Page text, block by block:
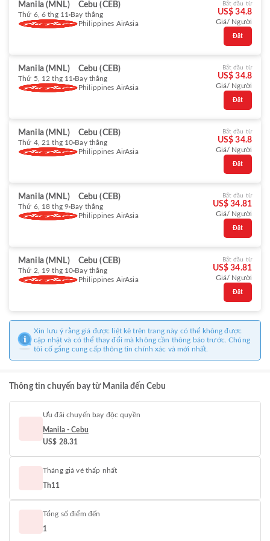
Manila (MNL) Cebu (CEB)
Thứ 6, 6 thg 11 Bay thẳng
Philippines AirAsia
Bắt đầu từ
US$ 34.8
Giá/ Người
Đặt
Manila (MNL) Cebu (CEB)
Thứ 5, 12 thg 11 Bay thẳng
Philippines AirAsia
Bắt đầu từ
US$ 34.8
Giá/ Người
Đặt
Manila (MNL) Cebu (CEB)
Thứ 4, 21 thg 10 Bay thẳng
Philippines AirAsia
Bắt đầu từ
US$ 34.8
Giá/ Người
Đặt
Manila (MNL) Cebu (CEB)
Thứ 6, 18 thg 9 Bay thẳng
Philippines AirAsia
Bắt đầu từ
US$ 34.81
Giá/ Người
Đặt
Manila (MNL) Cebu (CEB)
Thứ 2, 19 thg 10 Bay thẳng
Philippines AirAsia
Bắt đầu từ
US$ 34.81
Giá/ Người
Đặt
Xin lưu ý rằng giá được liệt kê trên trang này có thể không được
cập nhật và có thể thay đổi mà không cần thông báo trước. Chúng
tôi cố gắng cung cấp thông tin chính xác và mới nhất.
Thông tin chuyến bay từ Manila đến Cebu
Ưu đãi chuyến bay độc quyền
Manila - Cebu
US$ 28.31
Tháng giá vé thấp nhất
Th11
Tổng số điểm đến
1